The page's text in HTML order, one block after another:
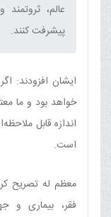
عالم،
پیشرفت کنند.‌
ایشان افزودند:
خواهد بود و ما
اندازه قابل
است.
معظم له تصریح
فقر، بیماری و